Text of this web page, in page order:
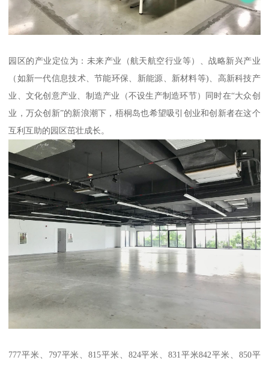
园区的产业定位为：未来产业（航天航空行业等）、战略新兴产业
（如新一代信息技术、节能环保、新能源、新材料等)、高新科技产
业、文化创意产业、制造产业（不设生产制造环节）同时在“大众创
业，万众创新”的新浪潮下，梧桐岛也希望吸引创业和创新者在这个
互利互助的园区茁壮成长。
777平米、797平米、815平米、824平米、831平米842平米、850平